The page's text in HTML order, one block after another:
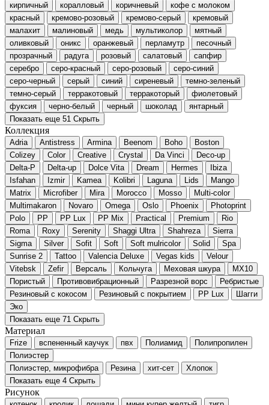
кирпичный
коралловый коричневый
кофе с молоком
красный
кремово-розовый кремово-серый
кремовый
малахит
малиновый медь мультиколор
мятный
оливковый
оникс оранжевый перламутр
песочный
прозрачный
радуга розовый салатовый
сапфир
серебро
серо-красный серо-розовый
серо-синий
серо-черный
серый синий сиреневый
темно-зеленый
темно-серый
терракотовый терракоторый
фиолетовый
фуксия
черно-белый черный шоколад
янтарный
Показать еще 51 Скрыть
Коллекция
Adria Antistress Armina Beenom Boho
Boston
Colizey
Color Creative Crystal Da Vinci
Deco-up
Delta-P
Delta-up Dolce Vita Dream Hermes
Ibiza
Isfahan
Izmir Kamea Kolibri Laguna Lids
Mango
Matrix
Microfiber Mira Morocco Mosso
Multi-color
Multimakaron
Novaro Omega Oslo Phoenix
Photoprint
Polo
PP PP Lux PP Mix Practical Premium
Rio
Roma
Roxy Serenity Shaggi Ultra Shahreza
Sierra
Sigma
Silver Sofit Soft Soft mulricolor Solid
Spa
Sunrise 2
Tattoo Valencia Deluxe Vegas kids
Velour
Vitebsk
Zefir Версаль Кольчуга Меховая шкура
МХ10
Пористый
Противовибрационный Разрезной ворс
Ребристые
Резиновый с кокосом
Резиновый с покрытием РР Lux
Шагги
Эко
Показать еще 71 Скрыть
Материал
Frize вспененный каучук пвх Полиамид
Полипропилен
Полиэстер
Полиэстер, микрофибра
Резина хит-сет
Хлопок
Показать еще 4 Скрыть
Рисунок